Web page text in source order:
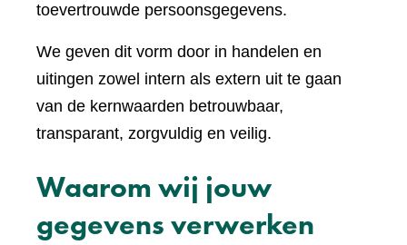
toevertrouwde persoonsgegevens.
We geven dit vorm door in handelen en
uitingen zowel intern als extern uit te gaan
van de kernwaarden betrouwbaar,
transparant, zorgvuldig en veilig.
Waarom wij jouw
gegevens verwerken